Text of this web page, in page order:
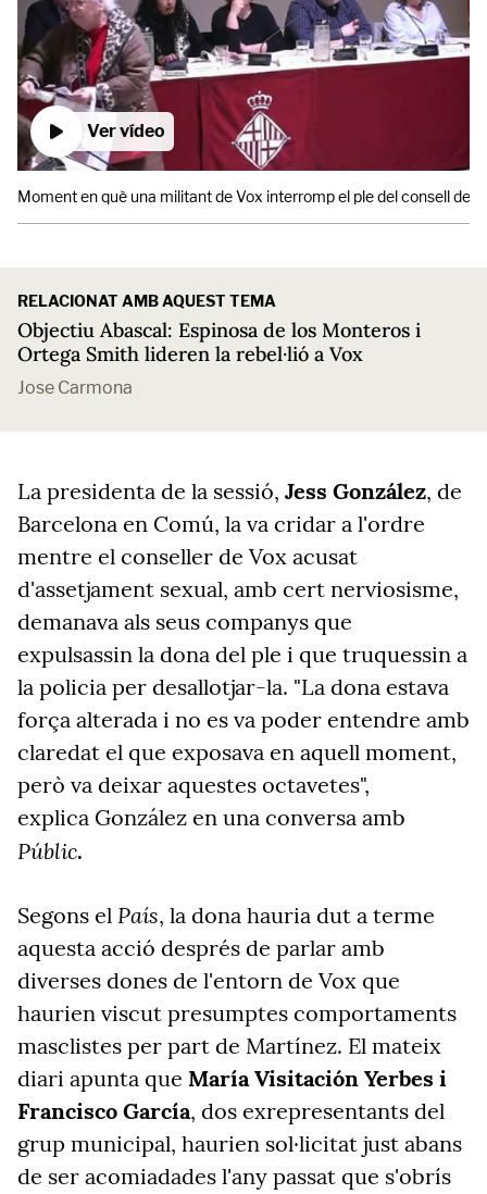
Ver vídeo
Moment en què una militant de Vox interromp el ple del consell de
RELACIONAT AMB AQUEST TEMA
Objectiu Abascal: Espinosa de los Monteros i
Ortega Smith lideren la rebel·lió a Vox
Jose Carmona
La presidenta de la sessió, Jess González, de
Barcelona en Comú, la va cridar a l'ordre
mentre el conseller de Vox acusat
d'assetjament sexual, amb cert nerviosisme,
demanava als seus companys que
expulsassin la dona del ple i que truquessin a
la policia per desallotjar-la. "La dona estava
força alterada i no es va poder entendre amb
claredat el que exposava en aquell moment,
però va deixar aquestes octavetes",
explica González en una conversa amb
Públic.
Segons el País, la dona hauria dut a terme
aquesta acció després de parlar amb
diverses dones de l'entorn de Vox que
haurien viscut presumptes comportaments
masclistes per part de Martínez. El mateix
diari apunta que María Visitación Yerbes i
Francisco García, dos exrepresentants del
grup municipal, haurien sol·licitat just abans
de ser acomiadades l'any passat que s'obrís